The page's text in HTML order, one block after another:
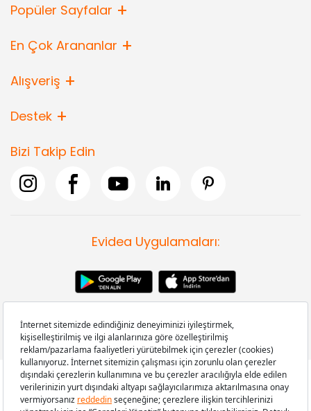
Popüler Sayfalar
En Çok Arananlar
Alışveriş
Destek
Bizi Takip Edin
Evidea Uygulamaları:
Copyright © 2008-2026 Evidea.com | Tüm hakları saklıdır.